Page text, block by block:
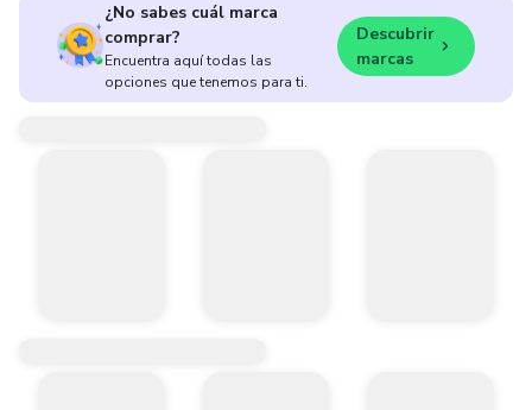
¿No sabes cuál marca
comprar?
Encuentra aquí todas las
opciones que tenemos para ti.
Descubrir
marcas